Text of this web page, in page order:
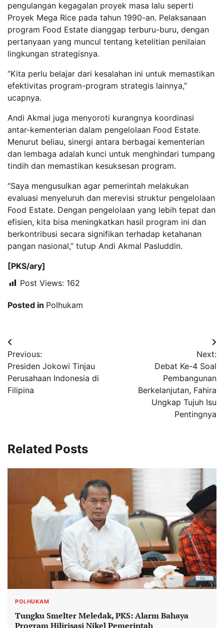
pengulangan kegagalan proyek masa lalu seperti
Proyek Mega Rice pada tahun 1990-an. Pelaksanaan
program Food Estate dianggap terburu-buru, dengan
pertanyaan yang muncul tentang ketelitian penilaian
lingkungan strategisnya.
“Kita perlu belajar dari kesalahan ini untuk memastikan
efektivitas program-program strategis lainnya,”
ucapnya.
Andi Akmal juga menyoroti kurangnya koordinasi
antar-kementerian dalam pengelolaan Food Estate.
Menurut beliau, sinergi antara berbagai kementerian
dan lembaga adalah kunci untuk menghindari tumpang
tindih dan memastikan kesuksesan program.
“Saya mengusulkan agar pemerintah melakukan
evaluasi menyeluruh dan merevisi struktur pengelolaan
Food Estate. Dengan pengelolaan yang lebih tepat dan
efisien, kita bisa meningkatkan hasil program ini dan
berkontribusi secara signifikan terhadap ketahanan
pangan nasional,” tutup Andi Akmal Pasluddin.
[PKS/ary]
Post Views: 162
Posted in Polhukam
Navigasi
pos
Previous:
Presiden Jokowi Tinjau
Perusahaan Indonesia di
Filipina
Next:
Debat Ke-4 Soal
Pembangunan
Berkelanjutan, Fahira
Ungkap Tujuh Isu
Pentingnya
Related Posts
POLHUKAM
Tungku Smelter Meledak, PKS: Alarm Bahaya
Program Hilirisasi Nikel Pemerintah